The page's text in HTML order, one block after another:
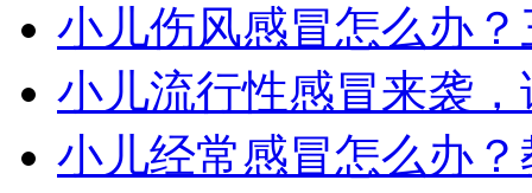
小儿伤风感冒怎么办
小儿流行性感冒来袭
小儿经常感冒怎么办